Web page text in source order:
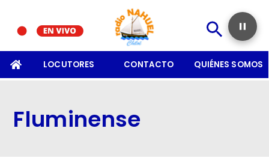
LOCUTORES CONTACTO QUIÉNES SOMOS
Fluminense